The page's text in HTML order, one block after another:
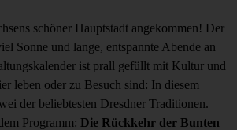
schöner Hauptstadt angekommen! Der
Sonne und lange, entspannte Abende an
ist prall gefüllt mit Kultur und
leben oder zu Besuch sind: In diesem
der beliebtesten Dresdner Traditionen.
Programm: Die Rückkehr der Bunten